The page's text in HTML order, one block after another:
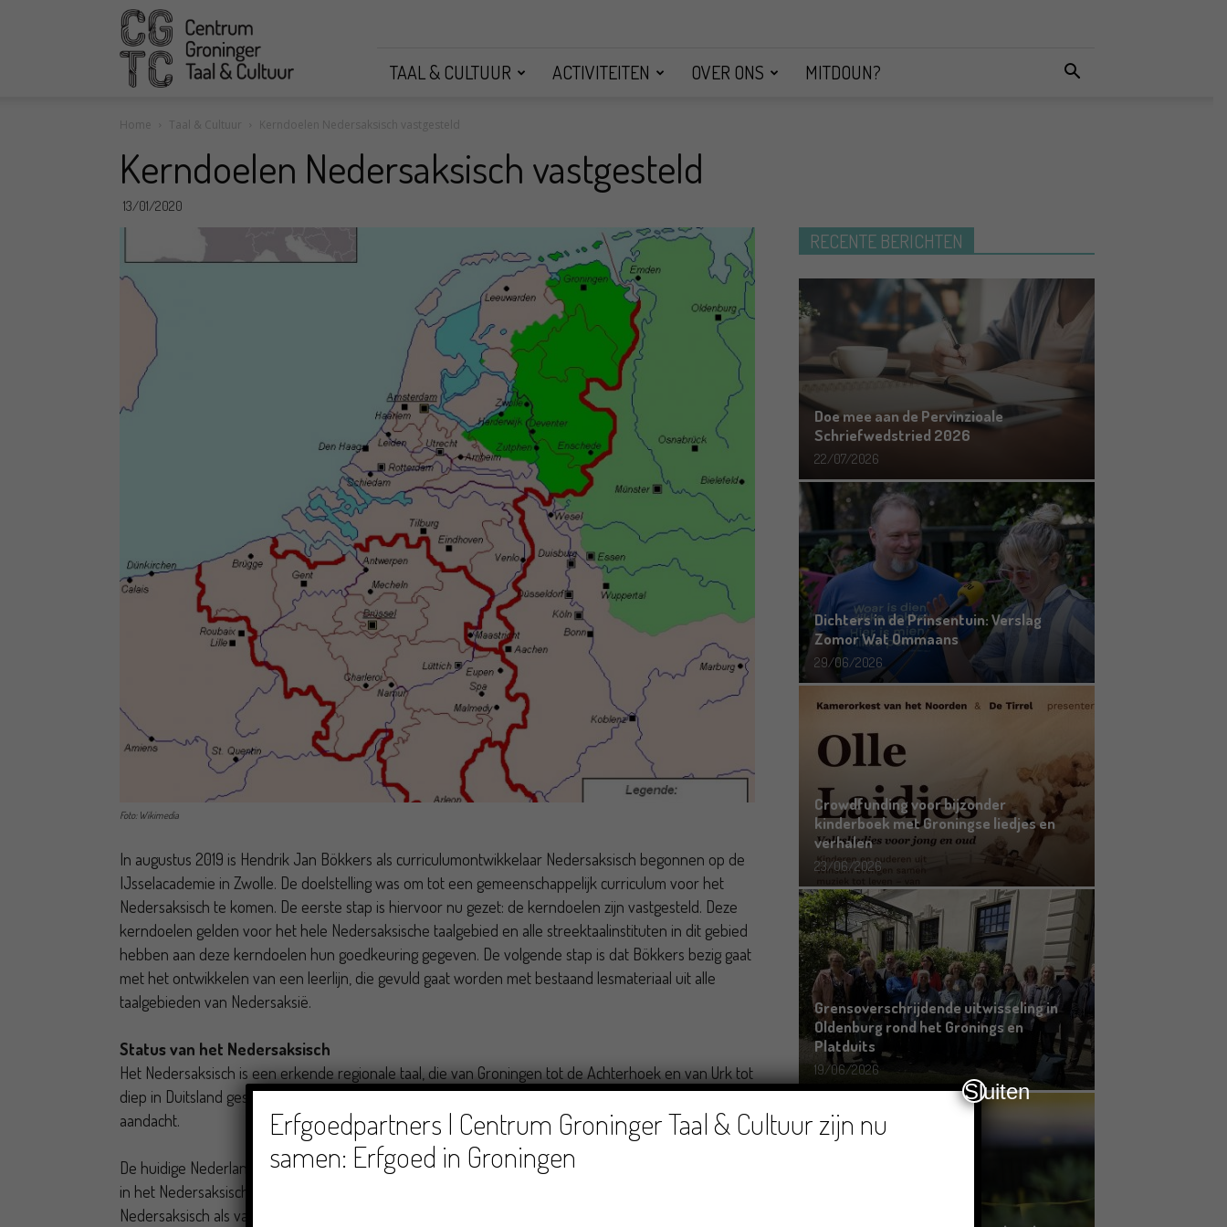
CGTC
TAAL & CULTUUR ACTIVITEITEN OVER ONS MITDOUN?
Home Taal & Cultuur Kerndoelen Nedersaksisch vastgesteld
Kerndoelen Nedersaksisch vastgesteld
13/01/2020
Foto: Wikimedia
In augustus 2019 is Hendrik Jan Bökkers als curriculumontwikkelaar Nedersaksisch begonnen op de
IJsselacademie in Zwolle. De doelstelling was om tot een gemeenschappelijk curriculum voor het
Nedersaksisch te komen. De eerste stap is hiervoor nu gezet: de kerndoelen zijn vastgesteld. Deze
kerndoelen gelden voor het hele Nedersaksische taalgebied en alle streektaalinstituten in dit gebied
hebben aan deze kerndoelen hun goedkeuring gegeven. De volgende stap is dat Bökkers bezig gaat
met het ontwikkelen van een leerlijn, die gevuld gaat worden met bestaand lesmateriaal uit alle
taalgebieden van Nedersaksië.
Status van het Nedersaksisch
Het Nedersaksisch is een erkende regionale taal, die van Groningen tot de Achterhoek en van Urk tot
diep in Duitsland gesproken wordt. Toch krijgt het Nedersaksisch in het onderwijs nog weinig
aandacht.
De huidige Nederlandse onderwijswetgeving staat al sinds jaar en dag toe dat er op basisscholen les
in het Nedersaksisch gegeven wordt. Havo- en vwo-scholen kunnen er zelfs voor kiezen
Nedersaksisch als vak op te nemen in de vrije ruimte. Toch gebeurt dit zelden tot nooit. Het nieuwe
RECENTE BERICHTEN
Doe mee aan de Pervinzioale
Schriefwedstried 2026
22/07/2026
Dichters in de Prinsentuin: Verslag
Zomor Wat Ommaans
29/06/2026
Crowdfunding voor bijzonder
kinderboek met Groningse liedjes en
verhalen
23/06/2026
Grensoverschrijdende uitwisseling in
Oldenburg rond het Gronings en
Platduits
19/06/2026
Erfgoedpartners | Centrum Groninger Taal & Cultuur zijn nu
samen: Erfgoed in Groningen
Sluiten